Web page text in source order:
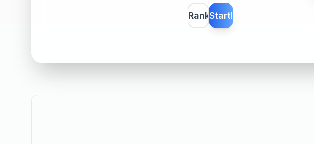
RankStart!